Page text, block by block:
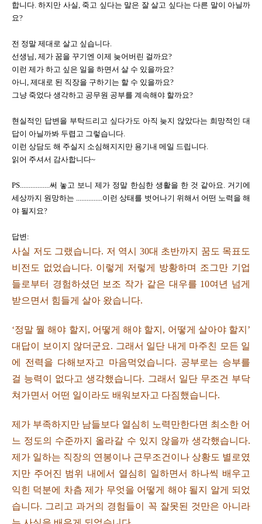
합니다. 하지만 사실, 죽고 싶다는 말은 잘 살고 싶다는 다른 말이 아닐까
요?
전 정말 제대로 살고 싶습니다.
선생님, 제가 꿈을 꾸기엔 이제 늦어버린 걸까요?
이런 제가 하고 싶은 일을 하면서 살 수 있을까요?
아니, 제대로 된 직장을 구하기는 할 수 있을까요?
그냥 죽었다 생각하고 공무원 공부를 계속해야 할까요?
현실적인 답변을 부탁드리고 싶다가도 아직 늦지 않았다는 희망적인 대
답이 아닐까봐 두렵고 그렇습니다.
이런 상담도 해 주실지 소심해지지만 용기내 메일 드립니다.
읽어 주셔서 감사합니다~
PS.................써 놓고 보니 제가 정말 한심한 생활을 한 것 같아요. 거기에
세상까지 원망하는 ...............이런 상태를 벗어나기 위해서 어떤 노력을 해
야 될지요?
답변:
사실 저도 그랬습니다. 저 역시 30대 초반까지 꿈도 목표도
비전도 없었습니다. 이렇게 저렇게 방황하며 조그만 기업
들로부터 경험하셨던 보조 작가 같은 대우를 10여년 넘게
받으면서 힘들게 살아 왔습니다.
‘정말 뭘 해야 할지, 어떻게 해야 할지, 어떻게 살아야 할지’
대답이 보이지 않더군요. 그래서 일단 내게 마주친 모든 일
에 전력을 다해보자고 마음먹었습니다. 공부로는 승부를
걸 능력이 없다고 생각했습니다. 그래서 일단 무조건 부닥
쳐가면서 어떤 일이라도 배워보자고 다짐했습니다.
제가 부족하지만 남들보다 열심히 노력만한다면 최소한 어
느 정도의 수준까지 올라갈 수 있지 않을까 생각했습니다.
제가 일하는 직장의 연봉이나 근무조건이나 상황도 별로였
지만 주어진 범위 내에서 열심히 일하면서 하나씩 배우고
익힌 덕분에 차츰 제가 무엇을 어떻게 해야 될지 알게 되었
습니다. 그리고 과거의 경험들이 꼭 잘못된 것만은 아니라